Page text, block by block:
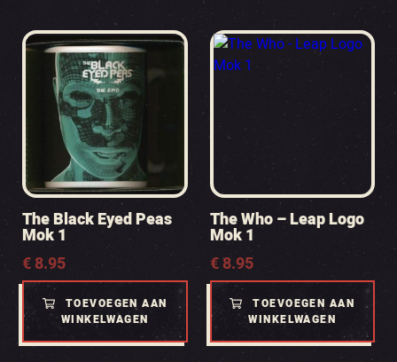
The Black Eyed Peas
Mok 1
€8.95
TOEVOEGEN AAN
WINKELWAGEN
The Who – Leap Logo
Mok 1
€8.95
TOEVOEGEN AAN
WINKELWAGEN